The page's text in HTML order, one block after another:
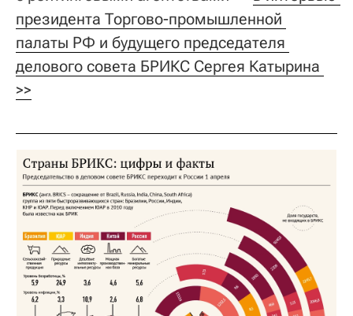
президента Торгово-промышленной
палаты РФ и будущего председателя
делового совета БРИКС Сергея Катырина
>>